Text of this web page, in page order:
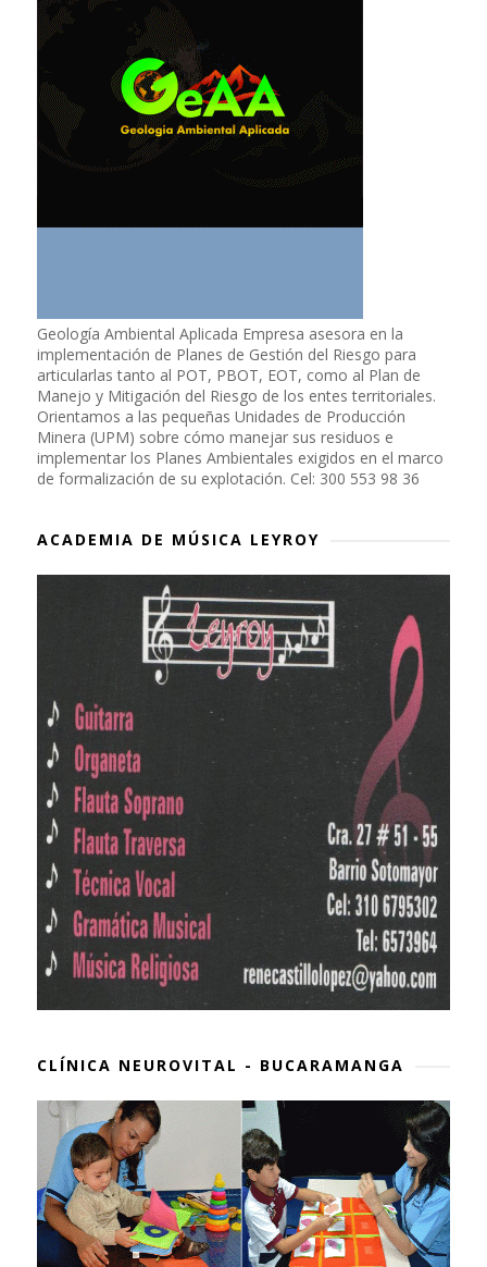
Geología Ambiental Aplicada Empresa asesora en la
implementación de Planes de Gestión del Riesgo para
articularlas tanto al POT, PBOT, EOT, como al Plan de
Manejo y Mitigación del Riesgo de los entes territoriales.
Orientamos a las pequeñas Unidades de Producción
Minera (UPM) sobre cómo manejar sus residuos e
implementar los Planes Ambientales exigidos en el marco
de formalización de su explotación. Cel: 300 553 98 36
ACADEMIA DE MÚSICA LEYROY
CLÍNICA NEUROVITAL - BUCARAMANGA